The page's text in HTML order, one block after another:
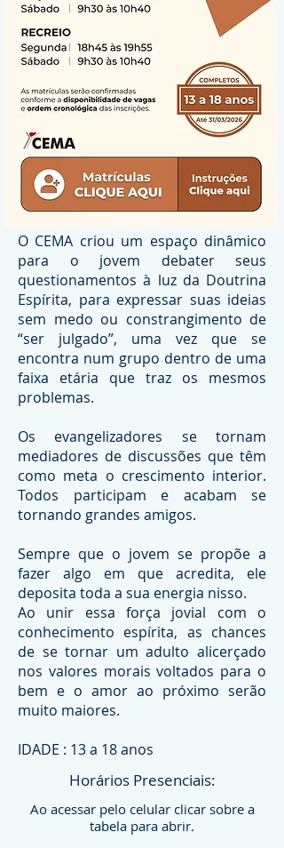
O CEMA criou um espaço dinâmico
para o jovem debater seus
questionamentos à luz da Doutrina
Espírita, para expressar suas ideias
sem medo ou constrangimento de
“ser julgado”, uma vez que se
encontra num grupo dentro de uma
faixa etária que traz os mesmos
problemas.
Os evangelizadores se tornam
mediadores de discussões que têm
como meta o crescimento interior.
Todos participam e acabam se
tornando grandes amigos.
Sempre que o jovem se propõe a
fazer algo em que acredita, ele
deposita toda a sua energia nisso.
Ao unir essa força jovial com o
conhecimento espírita, as chances
de se tornar um adulto alicerçado
nos valores morais voltados para o
bem e o amor ao próximo serão
muito maiores.
IDADE : 13 a 18 anos
Horários Presenciais:
Ao acessar pelo celular clicar sobre a
tabela para abrir.